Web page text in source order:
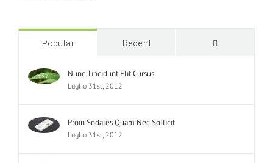
Popular Recent
Nunc Tincidunt Elit Cursus
Luglio 31st, 2012
Proin Sodales Quam Nec Sollicit
Luglio 31st, 2012